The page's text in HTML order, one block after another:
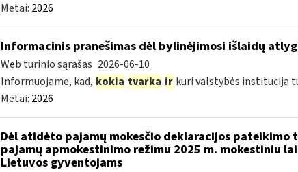
Metai: 2026
Informacinis pranešimas dėl bylinėjimosi išlaidų
Web turinio sąrašas 2026-06-10
Informuojame, kad, kokia tvarka ir kuri valstybės institucija
Metai: 2026
Dėl atidėto pajamų mokesčio deklaracijos
pajamų apmokestinimo režimu 2025 m. mokestiniu
Lietuvos gyventojams